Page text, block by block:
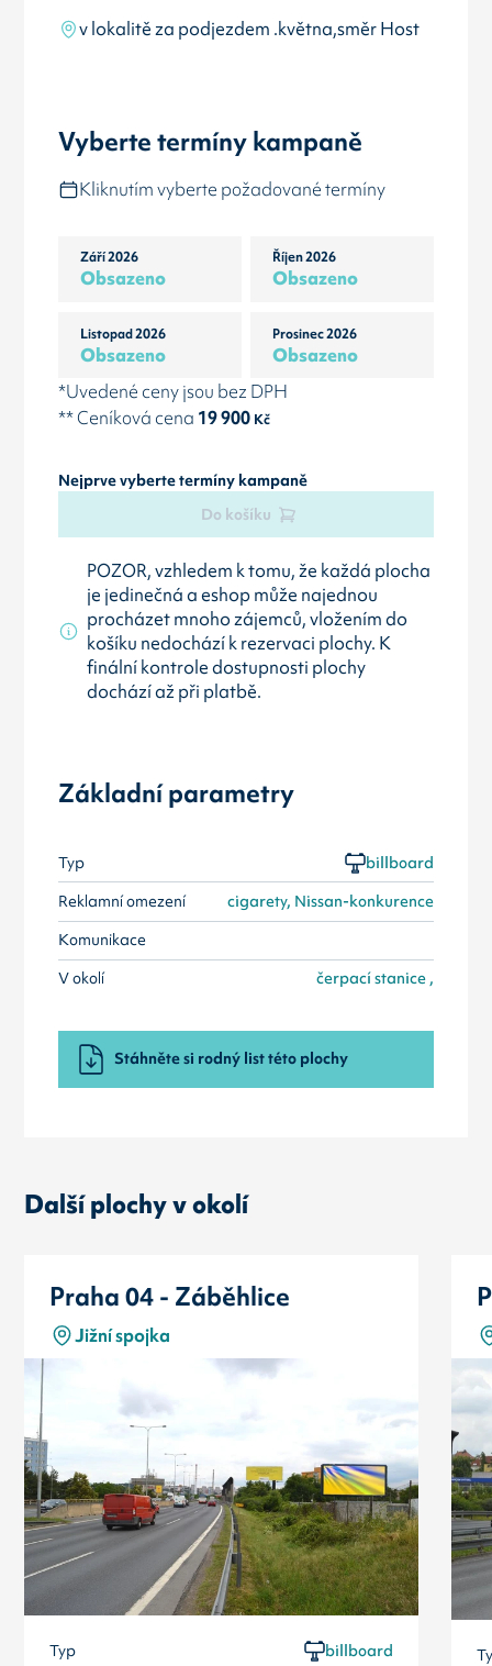
v lokalitě za podjezdem .května,směr Host
Vyberte termíny kampaně
Kliknutím vyberte požadované termíny
Září 2026
Obsazeno
Říjen 2026
Obsazeno
Listopad 2026
Obsazeno
Prosinec 2026
Obsazeno
*Uvedené ceny jsou bez DPH
** Ceníková cena 19 900Kč
Nejprve vyberte termíny kampaně
Do košíku
POZOR, vzhledem k tomu, že každá plocha
je jedinečná a eshop může najednou
procházet mnoho zájemců, vložením do
košíku nedochází k rezervaci plochy. K
finální kontrole dostupnosti plochy
dochází až při platbě.
Základní parametry
Typ
billboard
Reklamní omezení
cigarety, Nissan-konkurence
Komunikace
V okolí
čerpací stanice ,
Stáhněte si rodný list této plochy
Další plochy v okolí
Praha 04 - Záběhlice
Jižní spojka
Typ billboard